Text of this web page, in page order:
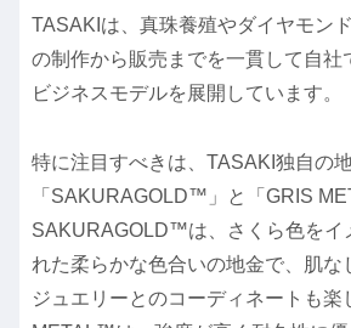
TASAKIは、真珠養殖やダイヤモン
の制作から販売までを一貫して自社
ビジネスモデルを展開しています。
特に注目すべきは、TASAKI独自の
「SAKURAGOLD™」と「GRIS
SAKURAGOLD™は、さくら色をイ
れた柔らかな色合いの地金で、肌な
ジュエリーとのコーディネートも楽